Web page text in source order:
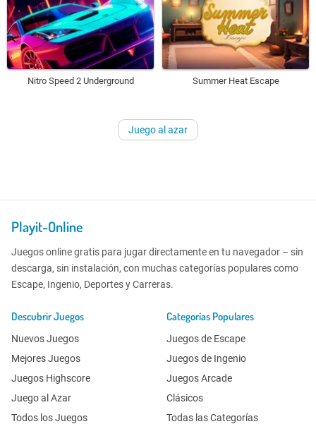
Nitro Speed 2 Underground Summer Heat Escape
Juego al azar
Playit-Online
Juegos online gratis para jugar directamente en tu navegador – sin
descarga, sin instalación, con muchas categorías populares como
Escape, Ingenio, Deportes y Carreras.
Descubrir Juegos
Nuevos Juegos
Mejores Juegos
Juegos Highscore
Juego al Azar
Todos los Juegos
Categorías Populares
Juegos de Escape
Juegos de Ingenio
Juegos Arcade
Clásicos
Todas las Categorías